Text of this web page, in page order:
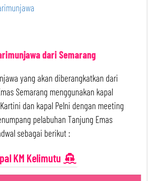
dari Semarang
yang akan diberangkatkan dari
Semarang menggunakan kapal
dan kapal Pelni dengan meeting
pelabuhan Tanjung Emas
sebagai berikut :
KM Kelimutu